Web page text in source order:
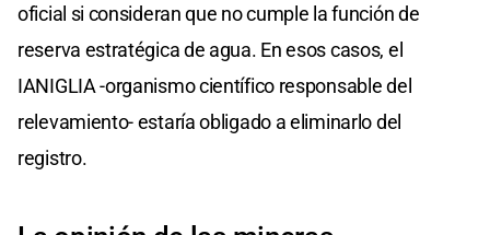
oficial si consideran que no cumple la función de
reserva estratégica de agua. En esos casos, el
IANIGLIA -organismo científico responsable del
relevamiento- estaría obligado a eliminarlo del
registro.